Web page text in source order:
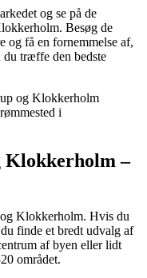
og se på de
Besøg de
og få en fornemmelse af,
du træffe den bedste
og Klokkerholm
i
Klokkerholm –
Klokkerholm. Hvis du
finde et bredt udvalg af
af byen eller lidt
området.